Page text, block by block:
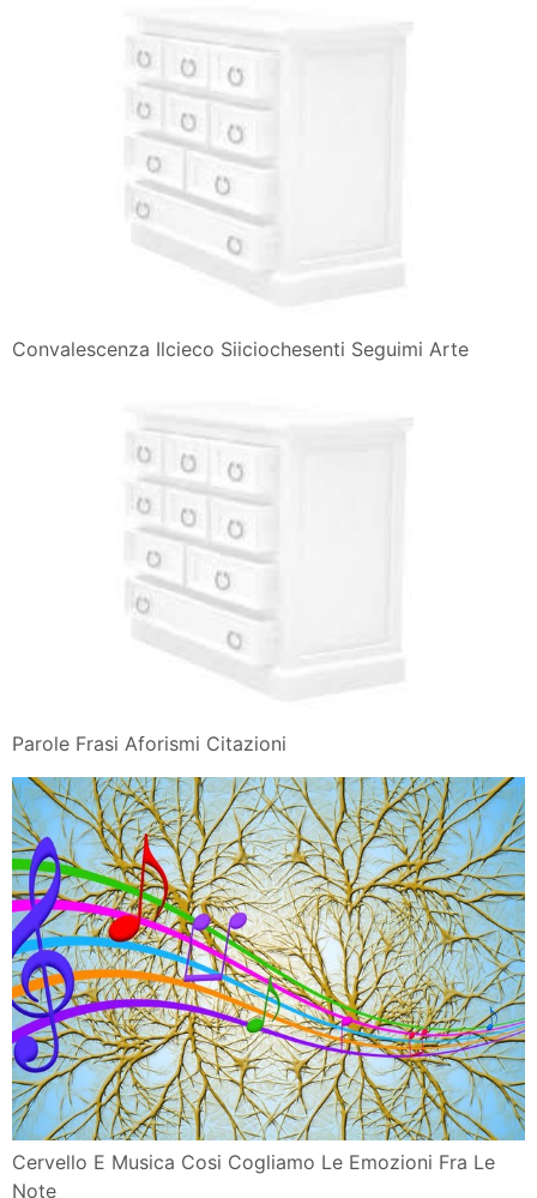
Convalescenza Ilcieco Siiciochesenti Seguimi Arte
Parole Frasi Aforismi Citazioni
Cervello E Musica Cosi Cogliamo Le Emozioni Fra Le
Note